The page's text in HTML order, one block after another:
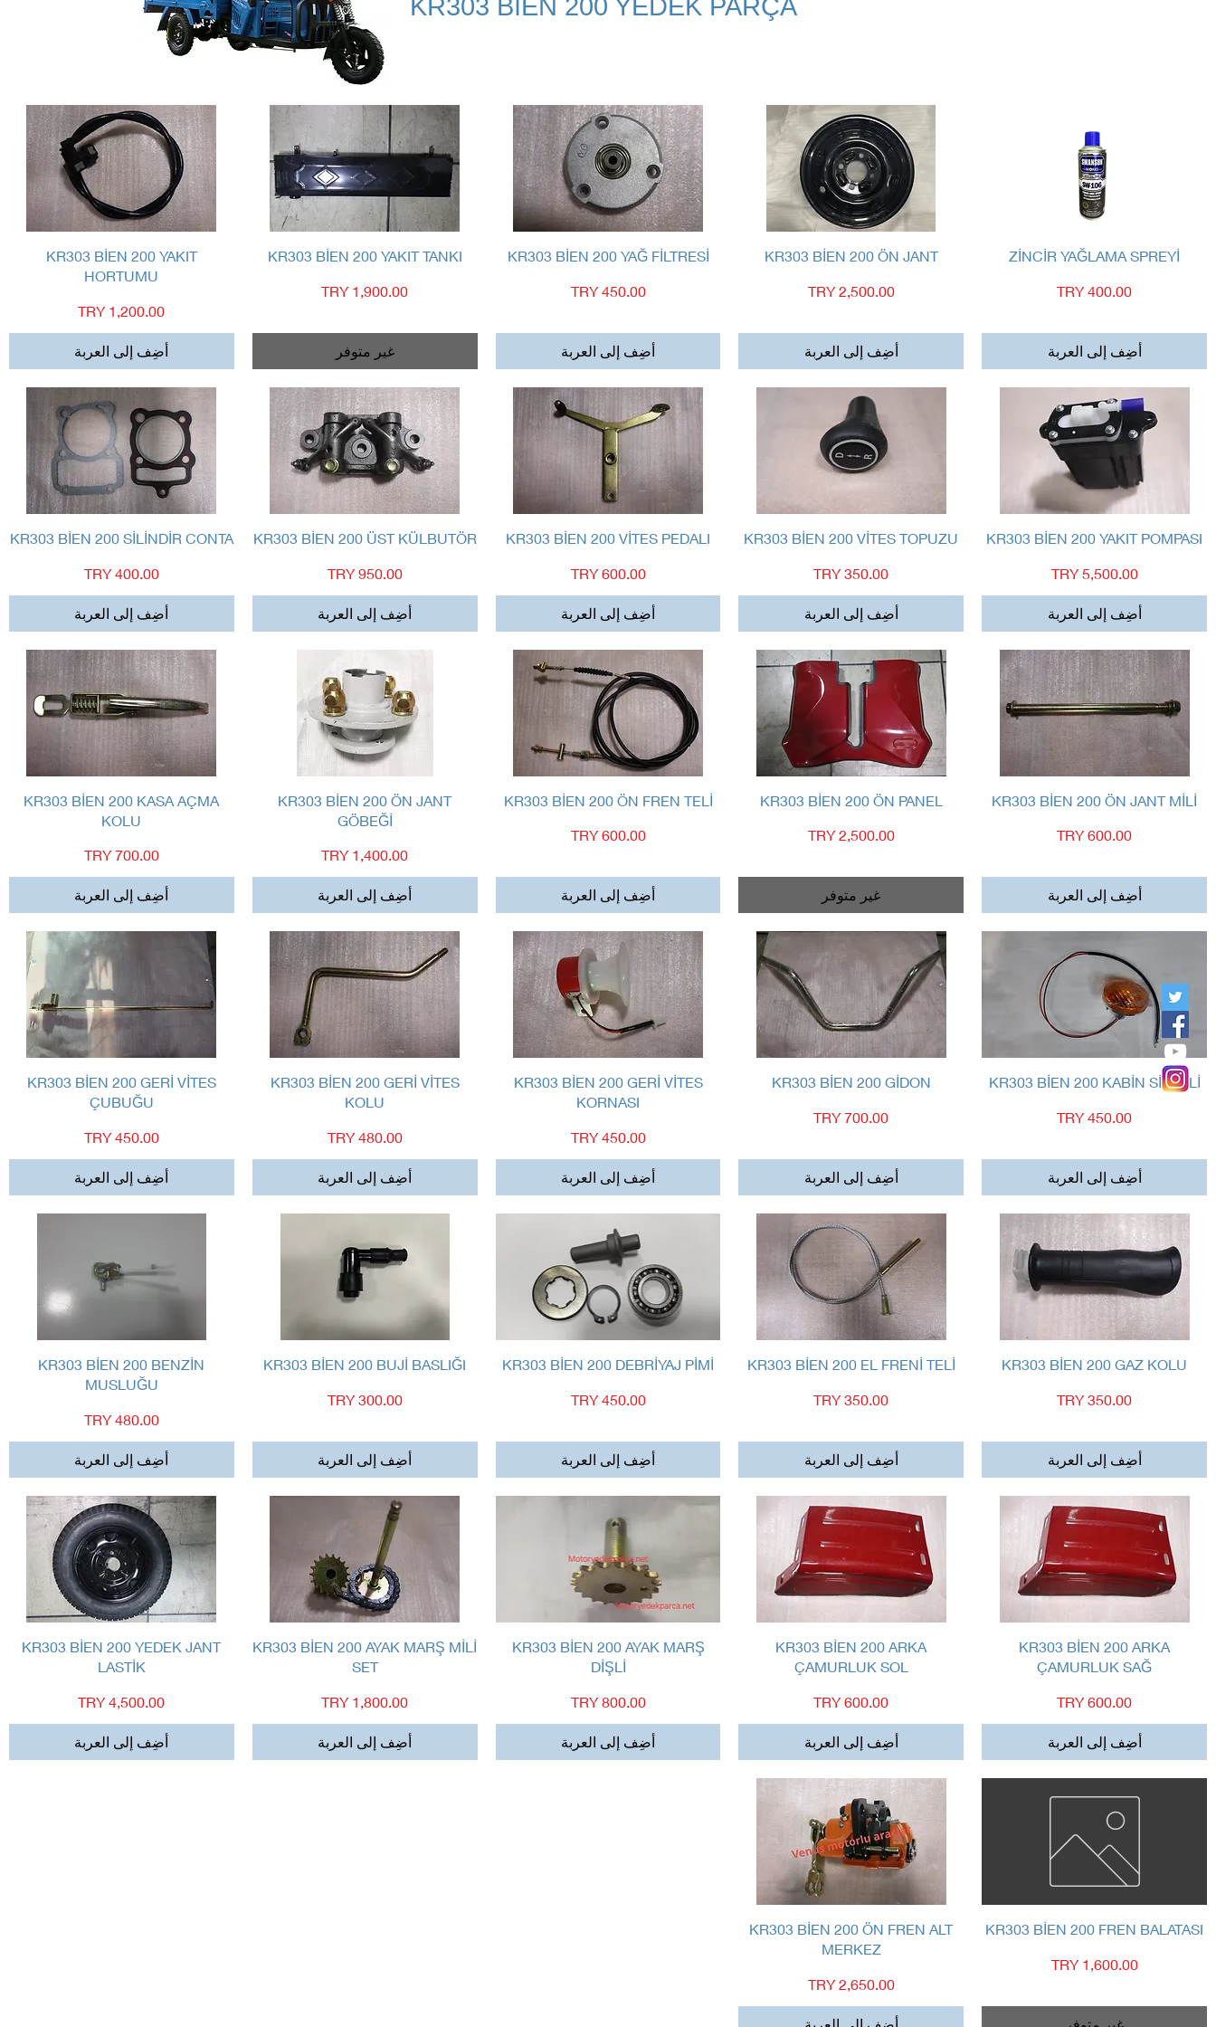
KR303 BİEN 200 YEDEK PARÇA
العرض السريع
ZİNCİR YAĞLAMA SPREYİ
السعر
أضِف إلى العربة
العرض السريع
KR303 BİEN 200 ÖN JANT
السعر‏2,500.00 TRY
أضِف إلى العربة
العرض السريع
KR303 BİEN 200 YAĞ FİLTRESİ
السعر‏450.00 TRY
أضِف إلى العربة
العرض السريع
KR303 BİEN 200 YAKIT TANKI
السعر
غير متوفر
العرض السريع
KR303 BİEN 200 YAKIT
HORTUMU
السعر
أضِف إلى العربة
العرض السريع
KR303 BİEN 200 YAKIT POMPASI
السعر‏5,500.00 TRY
أضِف إلى العربة
العرض السريع
KR303 BİEN 200 VİTES TOPUZU
السعر
أضِف إلى العربة
العرض السريع
KR303 BİEN 200 VİTES PEDALI
السعر‏600.00 TRY
أضِف إلى العربة
العرض السريع
KR303 BİEN 200 ÜST KÜLBUTÖR
السعر‏950.00 TRY
أضِف إلى العربة
العرض السريع
KR303 BİEN 200 SİLİNDİR CONTA
السعر‏400.00 TRY
أضِف إلى العربة
العرض السريع
KR303 BİEN 200 ÖN JANT MİLİ
السعر
أضِف إلى العربة
العرض السريع
KR303 BİEN 200 ÖN PANEL
السعر‏2,500.00 TRY
غير متوفر
العرض السريع
KR303 BİEN 200 ÖN FREN TELİ
السعر‏600.00 TRY
أضِف إلى العربة
العرض السريع
KR303 BİEN 200 ÖN JANT
GÖBEĞİ
السعر
أضِف إلى العربة
العرض السريع
KR303 BİEN 200 KASA AÇMA
KOLU
السعر‏700.00 TRY
أضِف إلى العربة
العرض السريع
KR303 BİEN 200 KABİN SİNYALİ
السعر
أضِف إلى العربة
العرض السريع
KR303 BİEN 200 GİDON
السعر
أضِف إلى العربة
العرض السريع
KR303 BİEN 200 GERİ VİTES
KORNASI
السعر‏450.00 TRY
أضِف إلى العربة
العرض السريع
KR303 BİEN 200 GERİ VİTES
KOLU
السعر‏480.00 TRY
أضِف إلى العربة
العرض السريع
KR303 BİEN 200 GERİ VİTES
ÇUBUĞU
السعر‏450.00 TRY
أضِف إلى العربة
العرض السريع
KR303 BİEN 200 GAZ KOLU
السعر
أضِف إلى العربة
العرض السريع
KR303 BİEN 200 EL FRENİ TELİ
السعر
أضِف إلى العربة
العرض السريع
KR303 BİEN 200 DEBRİYAJ PİMİ
السعر‏450.00 TRY
أضِف إلى العربة
العرض السريع
KR303 BİEN 200 BUJİ BASLIĞI
السعر‏300.00 TRY
أضِف إلى العربة
العرض السريع
KR303 BİEN 200 BENZİN
MUSLUĞU
السعر‏480.00 TRY
أضِف إلى العربة
العرض السريع
KR303 BİEN 200 ARKA
ÇAMURLUK SAĞ
السعر
أضِف إلى العربة
العرض السريع
KR303 BİEN 200 ARKA
ÇAMURLUK SOL
السعر
أضِف إلى العربة
العرض السريع
KR303 BİEN 200 AYAK MARŞ
DİŞLİ
السعر‏800.00 TRY
أضِف إلى العربة
العرض السريع
KR303 BİEN 200 AYAK MARŞ MİLİ
SET
السعر
أضِف إلى العربة
العرض السريع
KR303 BİEN 200 YEDEK JANT
LASTİK
السعر
أضِف إلى العربة
العرض السريع
KR303 BİEN 200 FREN BALATASI
السعر‏1,600.00 TRY
غير متوفر
العرض السريع
KR303 BİEN 200 ÖN FREN ALT
MERKEZ
السعر‏2,650.00 TRY
أضِف إلى العربة